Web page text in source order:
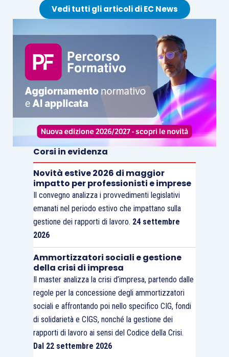
Il Tribunale individua poi il soggetto su cui grava
chiarezza chetale obbligo incombe
sull’agenzia, non sul creator
. Il ragionamento si
fonda sul disposto dell’art. 4, D.Lgs. n. 708/1947,
e sulla pronuncia della Cassazione n. 1585/2004.
E, invero, quando un soggetto è legato all’agenzia
contratto di esclusiva e le prestazioni
sono rese in esecuzione di tale cessione, è
l’agenzia, che ha incassato i compensi dai brand e
poi li ha erogati al talent, a dover versare i
contributi al FPLS.
schema contrattuale tipico del settore
mandato senza rappresentanza con clausola di
esclusiva, fatturazione del brand all’agenzia, sub-
fatturazione del creator all’agenzia – è stato
ricostruito sia dalla documentazione ispettiva sia
dalledichiarazioni rese in corso di
accertamento dagli stessi dipendenti
dell’agenzia e dai creator. Il Tribunale ha ritenuto
che tale ricostruzione fosse sufficiente a
radicare l’obbligo in capo all’agenzia, essendo
irrilevante che ilavoratori avessero versato
Vedi tutti gli articoli di EC News
Corsi in evidenza
Novità estive 2026 di maggior
impatto per professionisti e imprese
Il convegno analizza i provvedimenti legislativi
emanati nel periodo estivo che impattano sulla
gestione dei rapporti di lavoro. 24 settembre
2026
Ammortizzatori sociali e gestione
della crisi di impresa
Il master analizza la crisi d’impresa, partendo dalle
regole per la concessione degli ammortizzatori
sociali e affrontando poi nello specifico CIG, fondi
di solidarietà e CIGS, nonché la gestione dei
rapporti di lavoro ai sensi del Codice della Crisi.
Dal 22 settembre 2026